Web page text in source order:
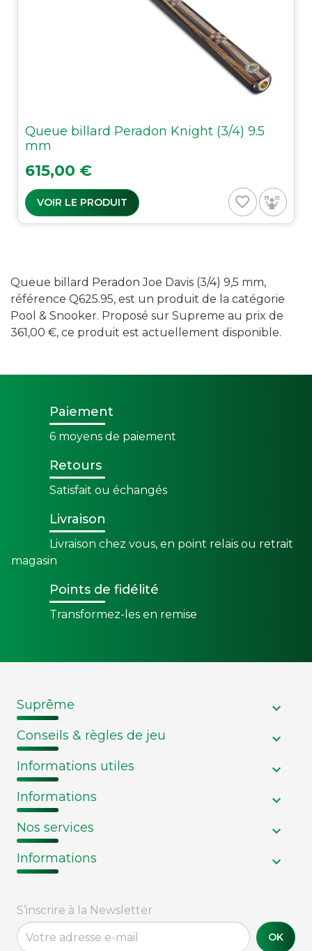
Queue billard Peradon Knight (3/4) 9.5
mm
Prix
615,00 €
VOIR LE PRODUIT favorite_border
Queue billard Peradon Joe Davis (3/4) 9,5 mm,
référence Q625.95, est un produit de la catégorie
Pool & Snooker. Proposé sur Supreme au prix de
361,00 €, ce produit est actuellement disponible.
Paiement
6 moyens de paiement
Retours
Satisfait ou échangés
Livraison
Livraison chez vous, en point relais ou retrait
magasin
Points de fidélité
Transformez-les en remise
Suprême
Conseils & règles de jeu
Informations utiles
Informations
Nos services
Informations
S’inscrire à la Newsletter
OK